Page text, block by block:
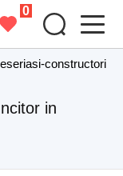
0
constructori
in